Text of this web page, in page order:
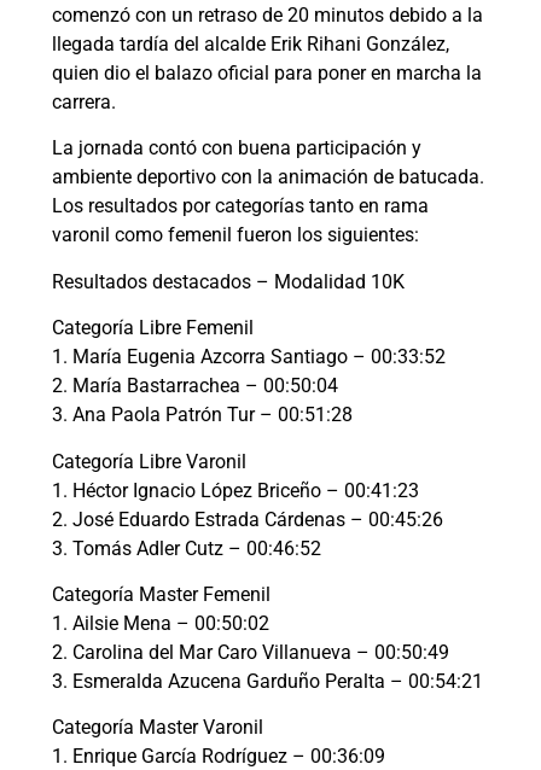
comenzó con un retraso de 20 minutos debido a la
llegada tardía del alcalde Erik Rihani González,
quien dio el balazo oficial para poner en marcha la
carrera.
La jornada contó con buena participación y
ambiente deportivo con la animación de batucada.
Los resultados por categorías tanto en rama
varonil como femenil fueron los siguientes:
Resultados destacados – Modalidad 10K
Categoría Libre Femenil
1. María Eugenia Azcorra Santiago – 00:33:52
2. María Bastarrachea – 00:50:04
3. Ana Paola Patrón Tur – 00:51:28
Categoría Libre Varonil
1. Héctor Ignacio López Briceño – 00:41:23
2. José Eduardo Estrada Cárdenas – 00:45:26
3. Tomás Adler Cutz – 00:46:52
Categoría Master Femenil
1. Ailsie Mena – 00:50:02
2. Carolina del Mar Caro Villanueva – 00:50:49
3. Esmeralda Azucena Garduño Peralta – 00:54:21
Categoría Master Varonil
1. Enrique García Rodríguez – 00:36:09